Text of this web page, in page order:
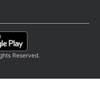
Reserved.